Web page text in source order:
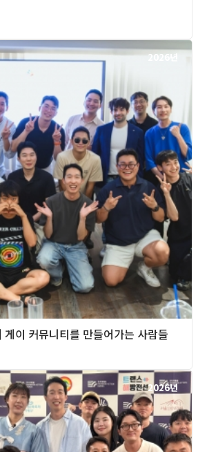
2026년
이 커뮤니티를 만들어가는 사람들
2026년